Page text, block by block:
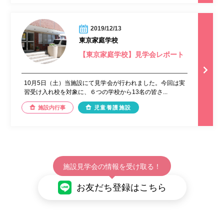
2019/12/13
東京家庭学校
【東京家庭学校】見学会レポート
10月5日（土）当施設にて見学会が行われました。今回は実
習受け入れ校を対象に、６つの学校から13名の皆さ...
施設内行事 児童養護施設
施設見学会の情報を受け取る！
お友だち登録はこちら